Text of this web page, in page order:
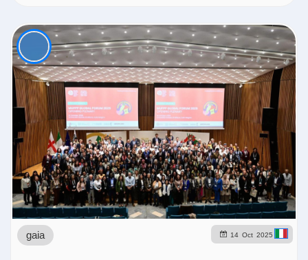
14 Oct 2025
gaia